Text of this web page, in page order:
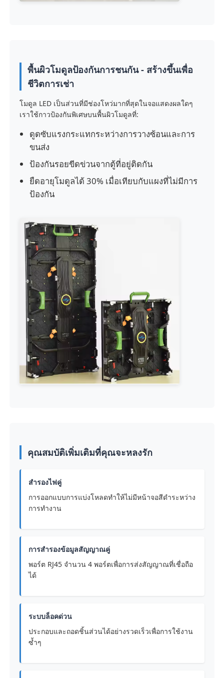
ป้ายโฆษณากลางแจ้ง
พื้นผิวโมดูลป้องกันการชนกัน - สร้างขึ้นเพื่อ
ชีวิตการเช่า
โมดูล LED เป็นส่วนที่มีช่องโหว่มากที่สุดในจอแสดงผลใดๆ
เราใช้กาวป้องกันพิเศษบนพื้นผิวโมดูลที่:
ดูดซับแรงกระแทกระหว่างการวางซ้อนและการ
ขนส่ง
ป้องกันรอยขีดข่วนจากตู้ที่อยู่ติดกัน
ยืดอายุโมดูลได้ 30% เมื่อเทียบกับแผงที่ไม่มีการ
ป้องกัน
คุณสมบัติเพิ่มเติมที่คุณจะหลงรัก
สำรองไฟคู่
การออกแบบการแบ่งโหลดทำให้ไม่มีหน้าจอสีดำระหว่าง
การทำงาน
การสำรองข้อมูลสัญญาณคู่
พอร์ต RJ45 จำนวน 4 พอร์ตเพื่อการส่งสัญญาณที่เชื่อถือ
ได้
ระบบล็อคด่วน
ประกอบและถอดชิ้นส่วนได้อย่างรวดเร็วเพื่อการใช้งาน
ซ้ำๆ